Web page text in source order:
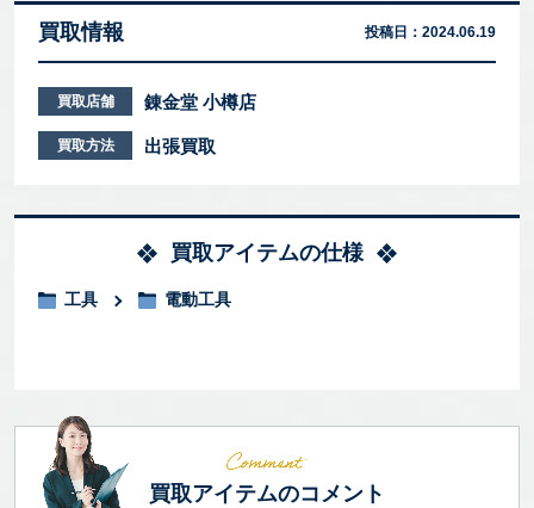
買取情報 投稿日： 2024.06.19
買取店舗 錬金堂 小樽店
買取方法 出張買取
買取アイテムの仕様
工具 電動工具
買取アイテムのコメント